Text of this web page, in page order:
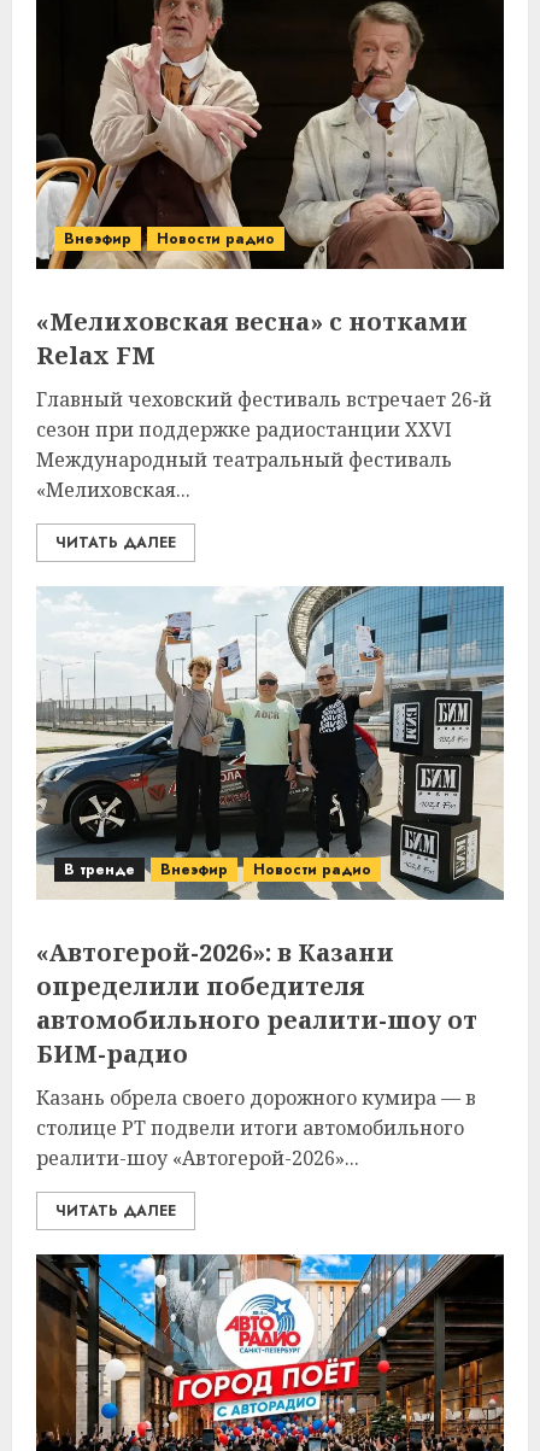
Внеэфир Новости радио
«Мелиховская весна» с нотками
Relax FM
Главный чеховский фестиваль встречает 26‑й
сезон при поддержке радиостанции XXVI
Международный театральный фестиваль
«Мелиховская...
ЧИТАТЬ ДАЛЕЕ
В тренде Внеэфир Новости радио
«Автогерой-2026»: в Казани
определили победителя
автомобильного реалити-шоу от
БИМ-радио
Казань обрела своего дорожного кумира — в
столице РТ подвели итоги автомобильного
реалити-шоу «Автогерой-2026»...
ЧИТАТЬ ДАЛЕЕ